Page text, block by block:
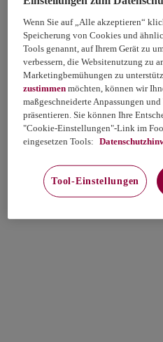
Wenn Sie auf „Alle akzeptieren“
Speicherung von Cookies und
Tools genannt, auf Ihrem Gerät zu
verbessern, die Websitenutzung zu
Marketingbemühungen zu
zustimmen möchten, können wir
maßgeschneiderte Anpassungen
präsentieren. Sie können Ihre
"Cookie-Einstellungen"-Link im
eingesetzen Tools:
Tool-Einstellungen